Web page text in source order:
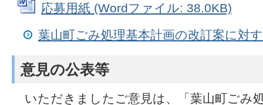
応募用紙 (Wordファイル: 38.0KB)
葉山町ごみ処理基本計画の改訂案に対
意見の公表等
いただきましたご意見は、「葉山町ごみ